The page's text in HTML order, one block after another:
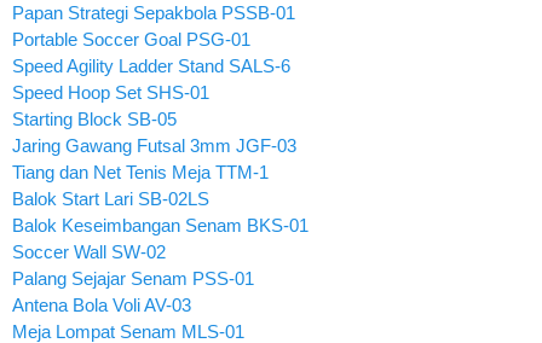
Papan Strategi Sepakbola PSSB-01
Portable Soccer Goal PSG-01
Speed Agility Ladder Stand SALS-6
Speed Hoop Set SHS-01
Starting Block SB-05
Jaring Gawang Futsal 3mm JGF-03
Tiang dan Net Tenis Meja TTM-1
Balok Start Lari SB-02LS
Balok Keseimbangan Senam BKS-01
Soccer Wall SW-02
Palang Sejajar Senam PSS-01
Antena Bola Voli AV-03
Meja Lompat Senam MLS-01